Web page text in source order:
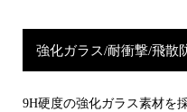
強化ガラス/耐衝撃/飛散
9H硬度の強化ガラス素材を